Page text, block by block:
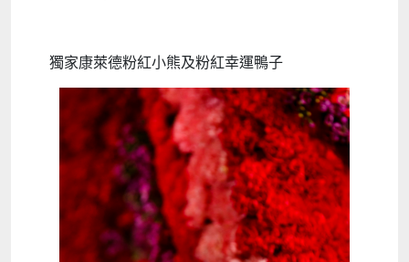
獨家康萊德粉紅小熊及粉紅幸運鴨子